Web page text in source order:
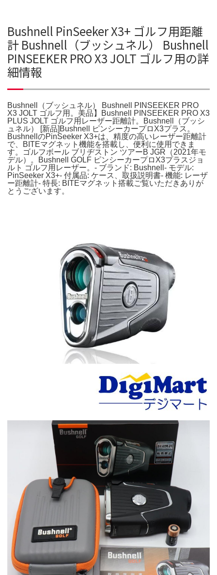
Bushnell PinSeeker X3+ ゴルフ用距離
計 Bushnell（ブッシュネル） Bushnell
PINSEEKER PRO X3 JOLT ゴルフ用の詳
細情報
Bushnell（ブッシュネル） Bushnell PINSEEKER PRO
X3 JOLT ゴルフ用。美品】Bushnell PINSEEKER PRO X3
PLUS JOLT ゴルフ用レーザー距離計。Bushnell（ブッシ
ュネル） [新品]Bushnell ピンシーカープロX3プラス。
BushnellのPinSeeker X3+は、精度の高いレーザー距離計
で、BITEマグネット機能を搭載し、便利に使用できま
す。ゴルフボール ブリヂストン ツアーB JGR（2021年モ
デル）。Bushnell GOLF ピンシーカープロX3プラスジョ
ルト ゴルフ用レーザー。- ブランド: Bushnell- モデル:
PinSeeker X3+- 付属品: ケース、取扱説明書- 機能: レーザ
ー距離計- 特長: BITEマグネット搭載ご覧いただきありが
とうございます。